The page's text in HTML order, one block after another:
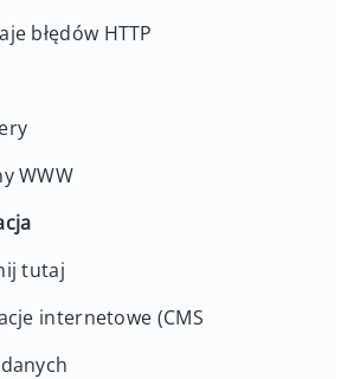
błędów HTTP
WWW
tutaj
internetowe (CMS